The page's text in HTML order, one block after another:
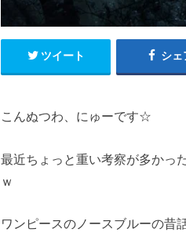
ツイート シェ
こんぬつわ、にゅーです☆
最近ちょっと重い考察が多かっ
ｗ
ワンピースのノースブルーの昔